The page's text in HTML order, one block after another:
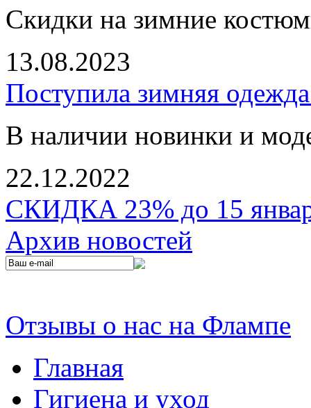
Скидки на зимние
13.08.2023
Поступила зимняя
В наличии новинки и
22.12.2022
СКИДКА 23% до 15
Архив новостей
Отзывы о нас на Флампе
Главная
Гигиена и уход